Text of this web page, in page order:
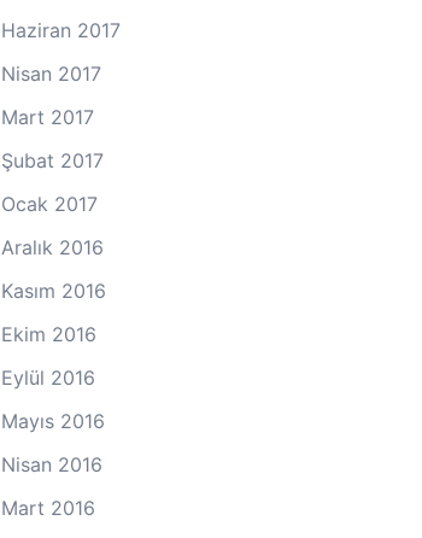
Haziran 2017
Nisan 2017
Mart 2017
Şubat 2017
Ocak 2017
Aralık 2016
Kasım 2016
Ekim 2016
Eylül 2016
Mayıs 2016
Nisan 2016
Mart 2016